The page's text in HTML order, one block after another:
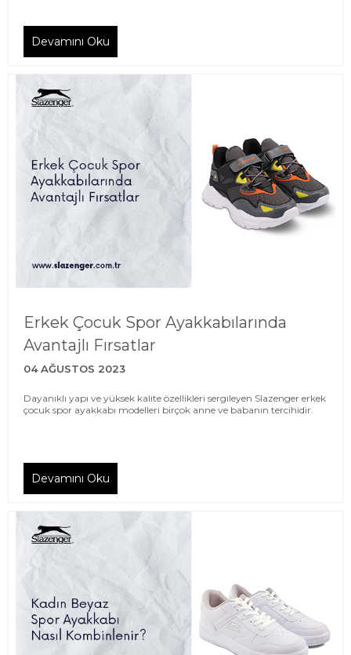
Devamını Oku
Erkek Çocuk Spor Ayakkabılarında
Avantajlı Fırsatlar
04 AĞUSTOS 2023
Dayanıklı yapı ve yüksek kalite özellikleri sergileyen Slazenger erkek
çocuk spor ayakkabı modelleri birçok anne ve babanın tercihidir.
Devamını Oku